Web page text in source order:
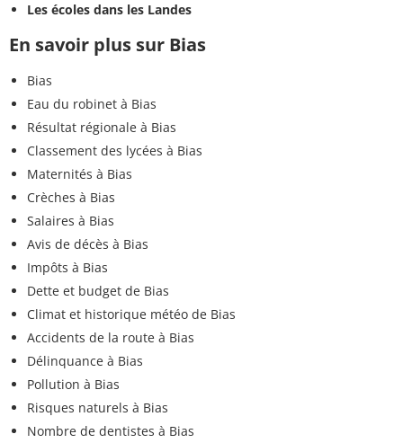
Les écoles dans les Landes
En savoir plus sur Bias
Bias
Eau du robinet à Bias
Résultat régionale à Bias
Classement des lycées à Bias
Maternités à Bias
Crèches à Bias
Salaires à Bias
Avis de décès à Bias
Impôts à Bias
Dette et budget de Bias
Climat et historique météo de Bias
Accidents de la route à Bias
Délinquance à Bias
Pollution à Bias
Risques naturels à Bias
Nombre de dentistes à Bias